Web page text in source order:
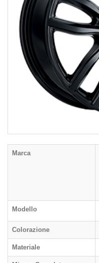
Marca
Modello
Colorazione
Materiale